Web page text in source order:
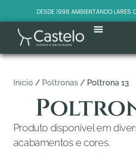
DESDE 1996 AMBIENTANDO LARES
Início / Poltronas/ Poltrona 13
Produto disponível em
acabamentos e cores.